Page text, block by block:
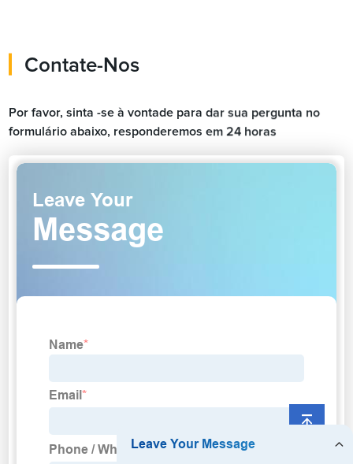
Contate-Nos
Por favor, sinta -se à vontade para dar sua pergunta no
formulário abaixo, responderemos em 24 horas